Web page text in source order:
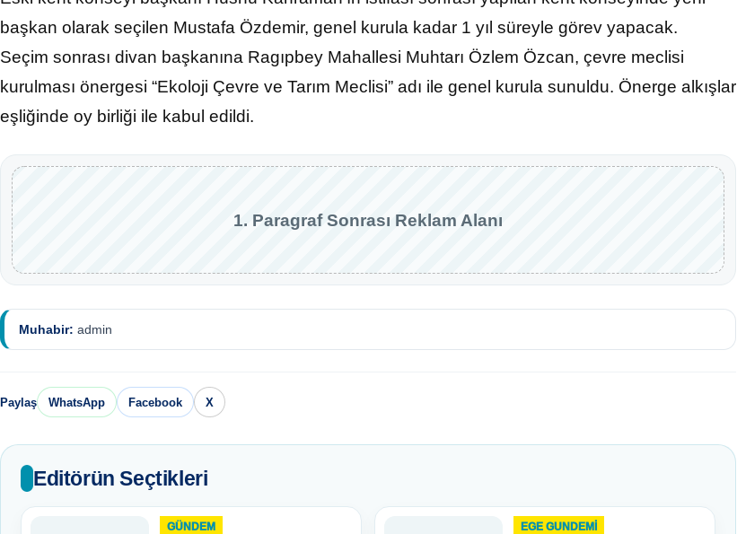
başkan olarak seçilen Mustafa Özdemir, genel kurula kadar 1 yıl süreyle görev yapacak.
Seçim sonrası divan başkanına Ragıpbey Mahallesi Muhtarı Özlem Özcan, çevre meclisi
kurulması önergesi “Ekoloji Çevre ve Tarım Meclisi” adı ile genel kurula sunuldu. Önerge alkışlar
eşliğinde oy birliği ile kabul edildi.
1. Paragraf Sonrası Reklam Alanı
Muhabir: admin
Paylaş WhatsApp Facebook X
Editörün Seçtikleri
GÜNDEM EGE GUNDEMİ